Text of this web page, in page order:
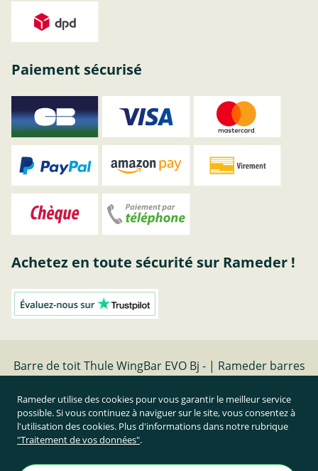
Paiement sécurisé
Achetez en toute sécurité sur Rameder !
Barre de toit Thule WingBar EVO Bj - | Rameder barres
Résilier le contrat
Prix TTC et hors frais de port
Rameder utilise des cookies pour vous garantir le meilleur service
possible. Si vous continuez à naviguer sur le site, vous consentez à
l'utilisation des cookies. Plus d'informations dans notre rubrique
"Traitement de vos données".